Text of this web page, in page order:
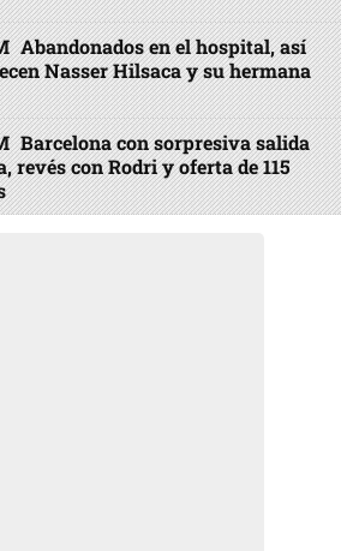
Abandonados en el hospital, así
Nasser Hilsaca y su hermana
Barcelona con sorpresiva salida
revés con Rodri y oferta de 115